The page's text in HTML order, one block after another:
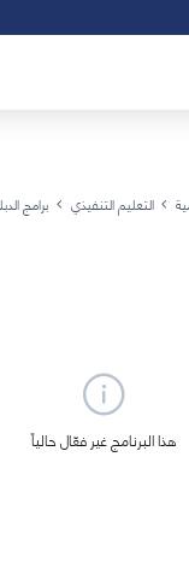
التعليم التنفيذي برامج
هذا البرنامج غير فعّال حالياً